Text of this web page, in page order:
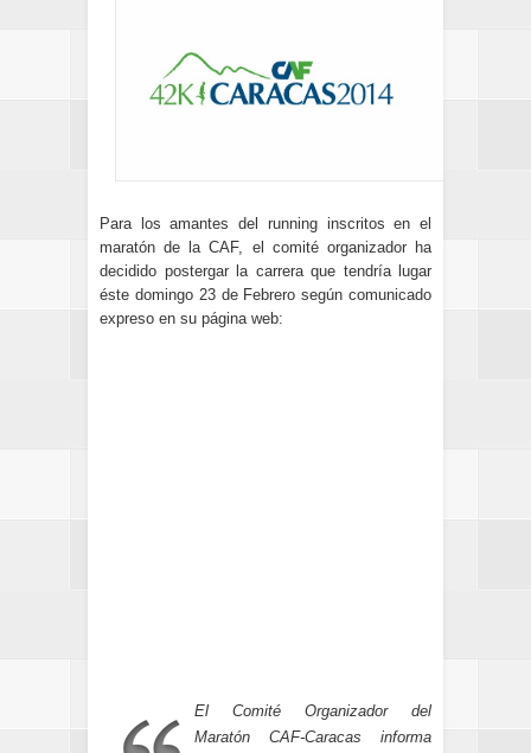
Para los amantes del running inscritos en el
maratón de la CAF, el comité organizador ha
decidido postergar la carrera que tendría lugar
éste domingo 23 de Febrero según comunicado
expreso en su página web:
El Comité Organizador del
Maratón CAF-Caracas informa